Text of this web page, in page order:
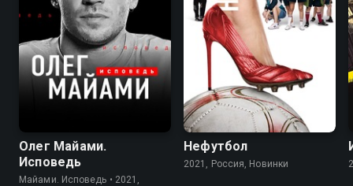
Олег Майами.
Исповедь
Майами. Исповедь • 2021,
Нефутбол
2021, Россия, Новинки